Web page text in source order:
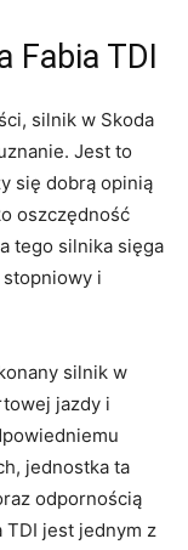
Fabia TDI
‌silnik‌ w Skoda
Jest to
się ⁤dobrą opinią
oszczędność
tego silnika sięga
stopniowy ‌i
silnik w
⁤jazdy⁤ i⁢
jednostka ⁣ta
odpornością
TDI ‌jest ​jednym z